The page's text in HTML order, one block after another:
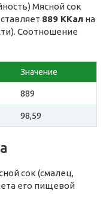
Мясной сок
889 ККал на
Соотношение
Значение
889
98,59
сок (смалец,
его пищевой